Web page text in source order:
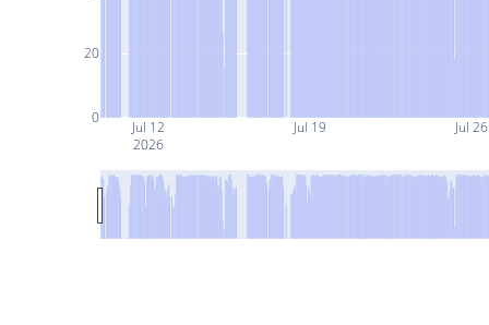
Jul 12
2026
Jul 19 Jul 26
0
20